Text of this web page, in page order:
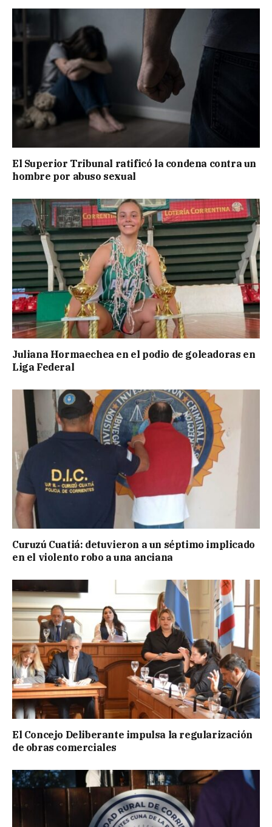
El Superior Tribunal ratificó la condena contra un
hombre por abuso sexual
Juliana Hormaechea en el podio de goleadoras en
Liga Federal
Curuzú Cuatiá: detuvieron a un séptimo implicado
en el violento robo a una anciana
El Concejo Deliberante impulsa la regularización
de obras comerciales